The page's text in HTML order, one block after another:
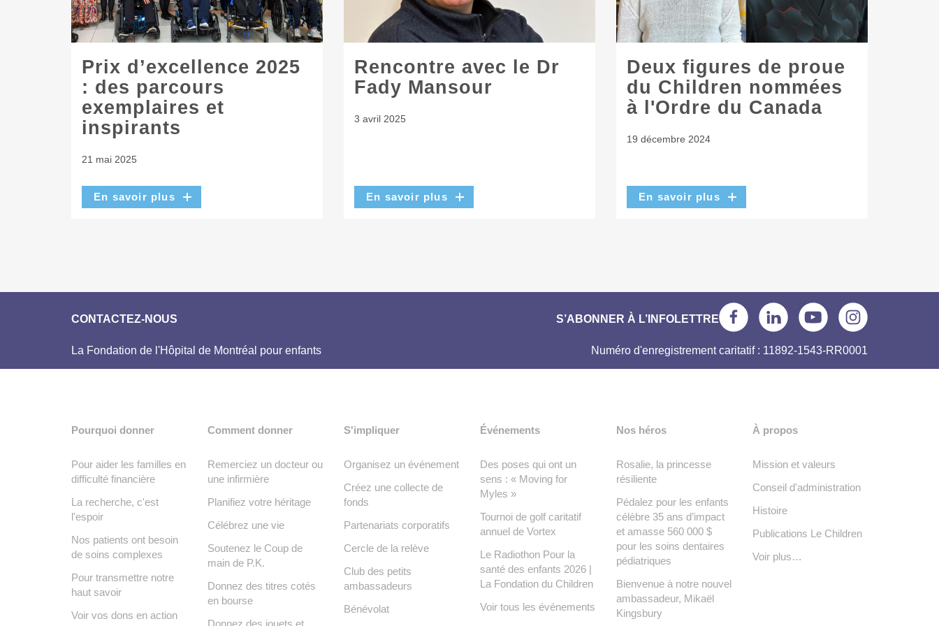
Prix d’excellence 2025
: des parcours
exemplaires et
inspirants
21 mai 2025
En savoir plus
Rencontre avec le Dr
Fady Mansour
3 avril 2025
En savoir plus
Deux figures de proue
du Children nommées
à l'Ordre du Canada
19 décembre 2024
En savoir plus
CONTACTEZ-NOUS S’ABONNER À L’INFOLETTRE
La Fondation de l'Hôpital de Montréal pour enfants Numéro d'enregistrement caritatif : 11892-1543-RR0001
Pourquoi donner
Pour aider les familles en
difficulté financière
La recherche, c'est
l'espoir
Nos patients ont besoin
de soins complexes
Pour transmettre notre
haut savoir
Voir vos dons en action
Comment donner
Remerciez un docteur ou
une infirmière
Planifiez votre héritage
Célébrez une vie
Soutenez le Coup de
main de P.K.
Donnez des titres cotés
en bourse
S'impliquer
Organisez un événement
Créez une collecte de
fonds
Partenariats corporatifs
Cercle de la relève
Club des petits
ambassadeurs
Bénévolat
Événements
Des poses qui ont un
sens : « Moving for
Myles »
Tournoi de golf caritatif
annuel de Vortex
Le Radiothon Pour la
santé des enfants 2026 |
La Fondation du Children
Voir tous les événements
Nos héros
Rosalie, la princesse
résiliente
Pédalez pour les enfants
célèbre 35 ans d’impact
et amasse 560 000 $
pour les soins dentaires
pédiatriques
Bienvenue à notre nouvel
ambassadeur, Mikaël
Kingsbury
À propos
Mission et valeurs
Conseil d'administration
Histoire
Publications Le Children
Voir plus…